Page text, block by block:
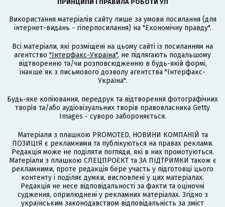
ПРИНЦИПИ І ПРАВИЛА РОБОТИ УП
Використання матеріалів сайту лише за умови посилання (для
інтернет-видань - гіперпосилання) на "Економічну правду".
Всі матеріали, які розміщені на цьому сайті із посиланням на
агентство "Інтерфакс-Україна", не підлягають подальшому
відтворенню та/чи розповсюдженню в будь-якій формі,
інакше як з письмового дозволу агентства "Інтерфакс-
Україна".
Будь-яке копіювання, передрук та відтворення фотографічних
творів та/або аудіовізуальних творів правовласника Getty
Images - суворо забороняється.
Матеріали з плашкою PROMOTED, НОВИНИ КОМПАНІЙ та
ПОЗИЦІЯ є рекламними та публікуються на правах реклами.
Редакція може не поділяти погляди, які в них промотуються.
Матеріали з плашкою СПЕЦПРОЄКТ та ЗА ПІДТРИМКИ також є
рекламними, проте редакція бере участь у підготовці цього
контенту і поділяє думки, висловлені у цих матеріалах.
Редакція не несе відповідальності за факти та оціночні
судження, оприлюднені у рекламних матеріалах. Згідно з
українським законодавством відповідальність за зміст